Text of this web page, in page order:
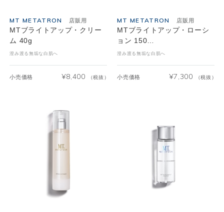
MT METATRON 店販用
MTブライトアップ・クリー
ム 40g
澄み渡る無垢な白肌へ
小売価格 ¥8,400 （税抜）
MT METATRON 店販用
MTブライトアップ・ローシ
ョン 150…
澄み渡る無垢な白肌へ
小売価格 ¥7,300 （税抜）